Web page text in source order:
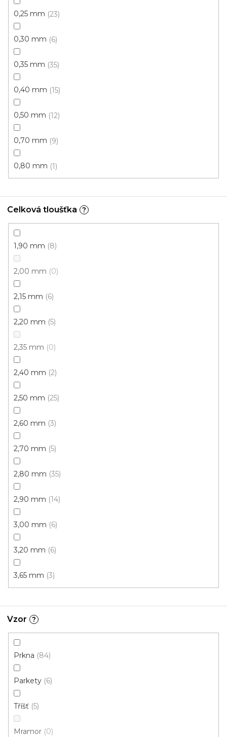
0,25 mm 23
0,30 mm 6
0,35 mm 35
0,40 mm 15
0,50 mm 12
0,70 mm 9
0,80 mm 1
Celková tloušťka ?
1,90 mm 8
2,00 mm 0
2,15 mm 6
2,20 mm 5
2,35 mm 0
2,40 mm 2
2,50 mm 25
2,60 mm 3
2,70 mm 5
2,80 mm 35
2,90 mm 14
3,00 mm 6
3,20 mm 6
3,65 mm 3
Vzor ?
Prkna 84
Parkety 6
Tříšť 5
Mramor 0
218 Kč
240 Kč
4 m
Akce
PVC podlaha Dub starošedý
265 Kč / m2
3 m
PVC podlaha DRITEX 33-62
4 m